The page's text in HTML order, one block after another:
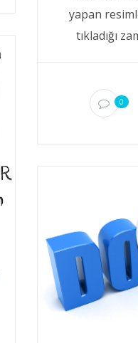
yapan
tıkladığı
0